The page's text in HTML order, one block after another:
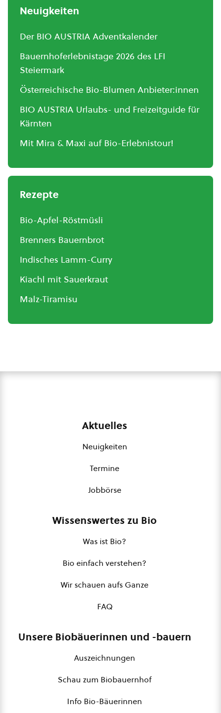
Neuigkeiten
Der BIO AUSTRIA Adventkalender
Bauernhoferlebnistage 2026 des LFI
Steiermark
Österreichische Bio-Blumen Anbieter:innen
BIO AUSTRIA Urlaubs- und Freizeitguide für
Kärnten
Mit Mira & Maxi auf Bio-Erlebnistour!
Rezepte
Bio-Apfel-Röstmüsli
Brenners Bauernbrot
Indisches Lamm-Curry
Kiachl mit Sauerkraut
Malz-Tiramisu
Aktuelles
Neuigkeiten
Termine
Jobbörse
Wissenswertes zu Bio
Was ist Bio?
Bio einfach verstehen?
Wir schauen aufs Ganze
FAQ
Unsere Biobäuerinnen und -bauern
Auszeichnungen
Schau zum Biobauernhof
Info Bio-Bäuerinnen